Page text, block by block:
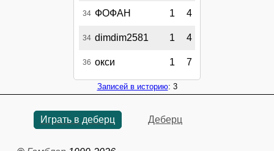
34 ФОФАН 1 4
34 dimdim2581 1 4
36 окси 1 7
Записей в историю: 3
Играть в деберц Деберц